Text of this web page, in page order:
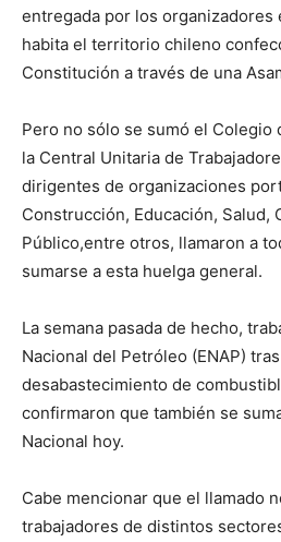
entregada por los organizadores
habita el territorio chileno
Constitución a través de una
Pero no sólo se sumó el Colegio
la Central Unitaria de
dirigentes de organizaciones
Construcción, Educación, Salud,
Público,entre otros, llamaron a
sumarse a esta huelga general.
La semana pasada de hecho,
Nacional del Petróleo (ENAP)
desabastecimiento de
confirmaron que también se
Nacional hoy.
Cabe mencionar que el llamado
trabajadores de distintos